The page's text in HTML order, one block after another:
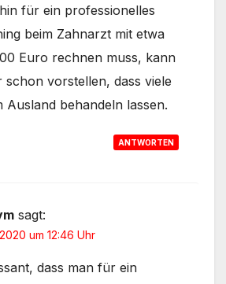
für ein professionelles
beim Zahnarzt mit etwa
Euro rechnen muss, kann
schon vorstellen, dass viele
Ausland behandeln lassen.
ANTWORTEN
sagt:
um 12:46 Uhr
dass man für ein